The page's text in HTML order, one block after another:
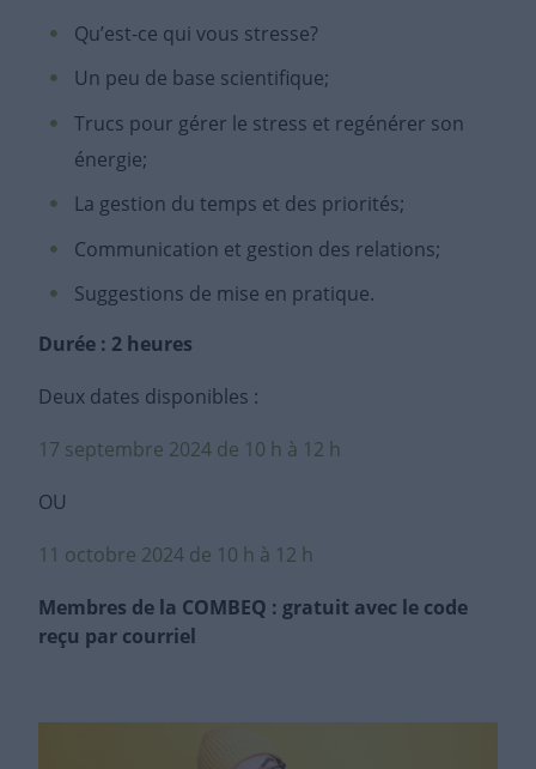
Qu’est-ce qui vous stresse?
Un peu de base scientifique;
Trucs pour gérer le stress et regénérer son
énergie;
La gestion du temps et des priorités;
Communication et gestion des relations;
Suggestions de mise en pratique.
Durée : 2 heures
Deux dates disponibles :
17 septembre 2024 de 10 h à 12 h
OU
11 octobre 2024 de 10 h à 12 h
Membres de la COMBEQ : gratuit avec le code
reçu par courriel